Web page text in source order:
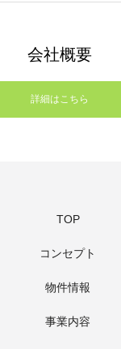
会社概要
詳細はこちら
TOP
コンセプト
物件情報
事業内容